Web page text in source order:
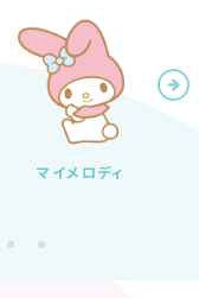
マイメロディ